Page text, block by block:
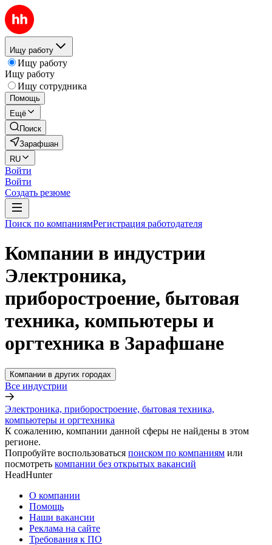
Ищу работу
Ищу работу
Ищу работу
Ищу сотрудника
Помощь
Ещё
Поиск
Зарафшан
RU
Войти
Войти
Создать резюме
Поиск по компаниямРегистрация работодателя
Компании в индустрии
Электроника,
приборостроение, бытовая
техника, компьютеры и
оргтехника в Зарафшане
Компании в других городах
Все индустрии
Электроника, приборостроение, бытовая техника,
компьютеры и оргтехника
К сожалению, компании данной сферы не найдены в этом
регионе.
Попробуйте воспользоваться поиском по компаниям или
посмотреть компании без открытых вакансий
HeadHunter
О компании
Помощь
Наши вакансии
Реклама на сайте
Требования к ПО